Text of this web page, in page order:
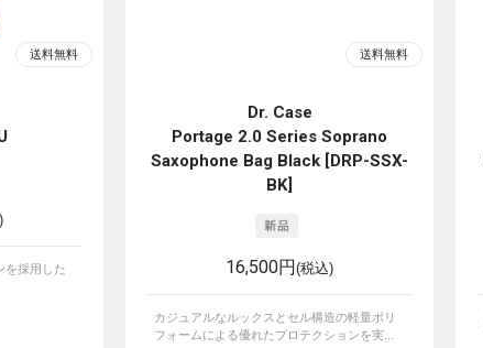
を採用した
Dr. Case
Portage 2.0 Series Soprano
Saxophone Bag Black [DRP-SSX-
BK]
16,500円(税込)
カジュアルなルックスとセル構造の軽量ポリ
フォームによる優れたプロテクションを実...